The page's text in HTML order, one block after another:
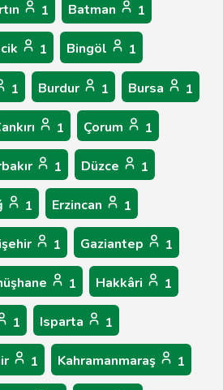
1 Batman 1
1 Bingöl 1
1 Burdur 1 Bursa 1
1 Çorum 1
1 Düzce 1
1 Erzincan 1
1 Gaziantep 1
1 Hakkâri 1
1 Isparta 1
1 Kahramanmaraş 1